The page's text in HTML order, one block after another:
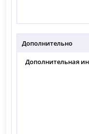
Дополнительно
Дополнительная